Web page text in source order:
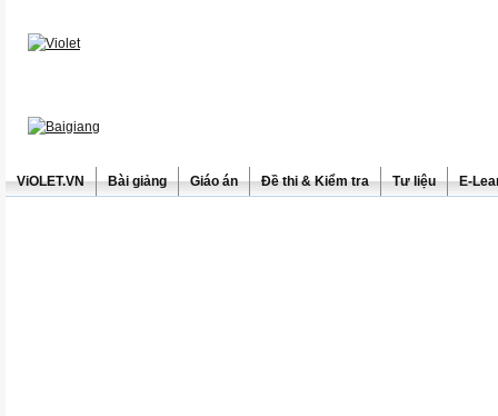
ViOLET.VN Bài giảng Giáo án Đề thi & Kiểm tra Tư liệu E-